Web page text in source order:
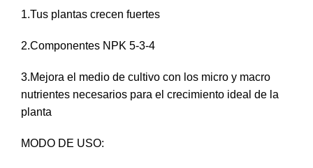
1.Tus plantas crecen fuertes
2.Componentes NPK 5-3-4
3.Mejora el medio de cultivo con los micro y macro
nutrientes necesarios para el crecimiento ideal de la
planta
MODO DE USO: